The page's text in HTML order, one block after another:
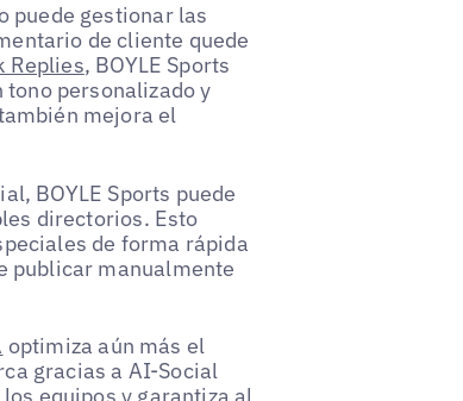
puede gestionar las
de cliente quede
Replies, BOYLE Sports
personalizado y
mejora el
BOYLE Sports puede
directorios. Esto
de forma rápida
publicar manualmente
optimiza aún más el
gracias a AI-Social